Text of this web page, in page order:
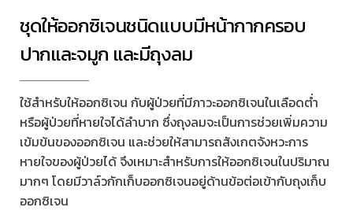
ชุดให้ออกซิเจนชนิดแบบมีหน้ากากครอบ
ปากและจมูก และมีถุงลม
ใช้สำหรับให้ออกซิเจน กับผู้ป่วยที่มีภาวะออกซิเจนในเลือดต่ำ
หรือผู้ป่วยที่หายใจได้ลำบาก ซึ่งถุงลมจะเป็นการช่วยเพิ่มความ
เข้มข้นของออกซิเจน และช่วยให้สามารถสังเกตจังหวะการ
หายใจของผู้ป่วยได้ จึงเหมาะสำหรับการให้ออกซิเจนในปริมาณ
มากๆ โดยมีวาล์วกักเก็บออกซิเจนอยู่ด้านข้อต่อเข้ากับถุงเก็บ
ออกซิเจน